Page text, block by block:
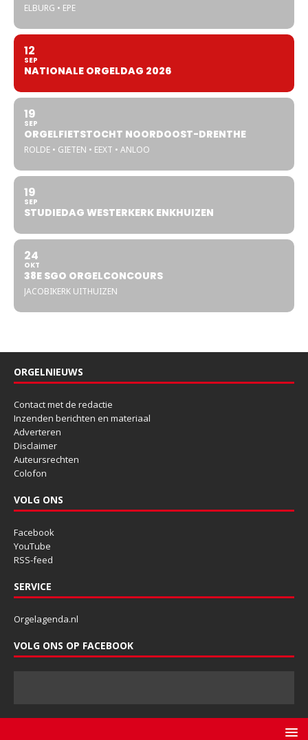
ELBURG • EPE
12
SEP
NATIONALE ORGELDAG 2026
19
SEP
ORGELFIETSTOCHT NOORDOOST-DRENTHE
ROLDE • GIETEN • EEXT • ANLOO
19
SEP
STUDIEDAG WESTERKERK ENKHUIZEN
24
OKT
38E SGO ORGELCONCOURS
JACOBIKERK UITHUIZEN
ORGELNIEUWS
Contact met de redactie
Inzenden berichten en materiaal
Adverteren
Disclaimer
Auteursrechten
Colofon
VOLG ONS
Facebook
YouTube
RSS-feed
SERVICE
Orgelagenda.nl
VOLG ONS OP FACEBOOK